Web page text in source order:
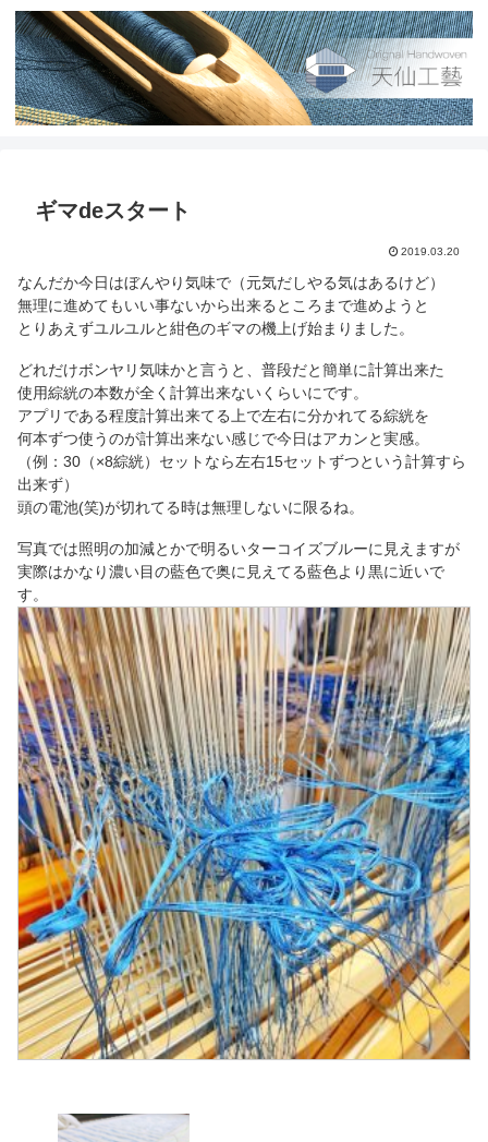
ギマdeスタート
2019.03.20
なんだか今日はぼんやり気味で（元気だしやる気はあるけど）
無理に進めてもいい事ないから出来るところまで進めようと
とりあえずユルユルと紺色のギマの機上げ始まりました。
どれだけボンヤリ気味かと言うと、普段だと簡単に計算出来た
使用綜絖の本数が全く計算出来ないくらいにです。
アプリである程度計算出来てる上で左右に分かれてる綜絖を
何本ずつ使うのが計算出来ない感じで今日はアカンと実感。
（例：30（×8綜絖）セットなら左右15セットずつという計算すら
出来ず）
頭の電池(笑)が切れてる時は無理しないに限るね。
写真では照明の加減とかで明るいターコイズブルーに見えますが
実際はかなり濃い目の藍色で奥に見えてる藍色より黒に近いで
す。